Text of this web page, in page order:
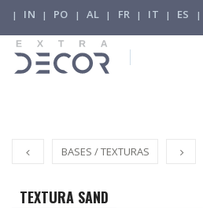
| IN | PO | AL | FR | IT | ES |
BASES / TEXTURAS
TEXTURA SAND